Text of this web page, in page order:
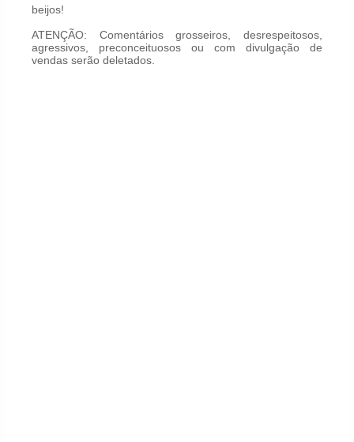
beijos!
ATENÇÃO: Comentários grosseiros, desrespeitosos,
agressivos, preconceituosos ou com divulgação de
vendas serão deletados.